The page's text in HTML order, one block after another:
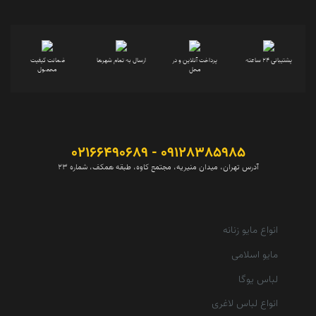
پشتیبانی 24 ساعته
پرداخت آنلاین و در
محل
ارسال به تمام شهرها
ضمانت کیفیت
محصول
09128385985 - 02166490689
آدرس تهران، میدان منیریه، مجتمع کاوه، طبقه همکف، شماره 23
انواع مایو زنانه
مایو اسلامی
لباس یوگا
انواع لباس لاغری